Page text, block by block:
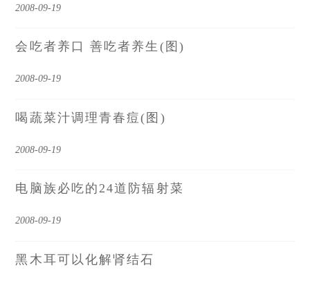
2008-09-19
会吃者养口 善吃者养生(图)
2008-09-19
喝蔬菜汁调理青春痘(图)
2008-09-19
电脑族必吃的24道防辐射菜
2008-09-19
黑木耳可以化解肾结石